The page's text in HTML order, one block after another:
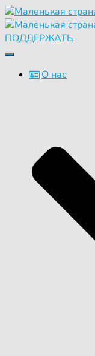
ПОДДЕРЖАТЬ
Переключить
навигациюО нас